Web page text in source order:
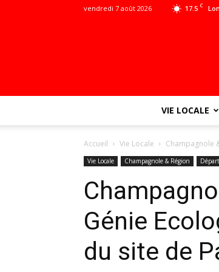
17.5 C
vendredi 7 août 2026
VIE LOCALE
Accueil Vie Locale Champagnole
Vie Locale Champagnole & Région
Génie
du site de